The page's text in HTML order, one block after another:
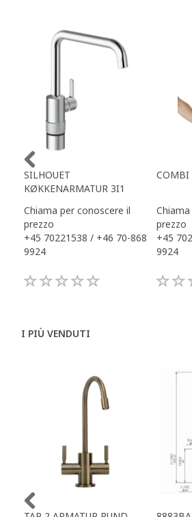
SILHOUET
KØKKENARMATUR 3I1
Chiama per conoscere il
prezzo
+45 70221538 / +46 70-868
9924
COMBI
prezzo
+45
9924
I PIÙ VENDUTI